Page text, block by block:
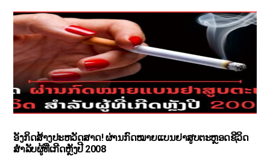
ອັງກິດສ້າງປະຫວັດສາດ! ຜ່ານກົດໝາຍແບນຢາສູບຕະຫຼອດຊີວິດ
ສຳລັບຜູ້ທີ່ເກີດຫຼັງປີ 2008